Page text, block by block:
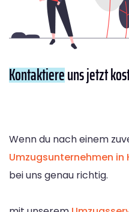
Kontaktiereuns jetzt
Wenn du nach einem
Umzugsunternehmen in
bei uns genau richtig.